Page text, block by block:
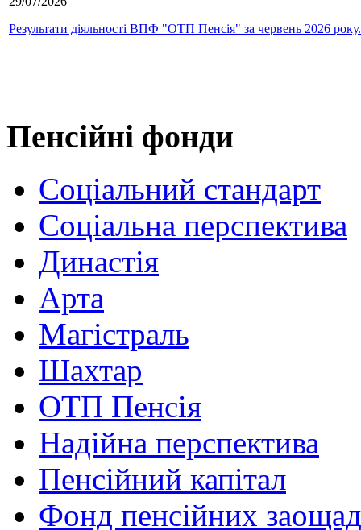
Результати діяльності ВПФ "ОТП Пенсія" за червень 2026 року.
Пенсійні фонди
Соціальний стандарт
Соціальна перспектива
Династія
Арта
Магістраль
Шахтар
ОТП Пенсія
Надійна перспектива
Пенсійний капітал
Фонд пенсійних